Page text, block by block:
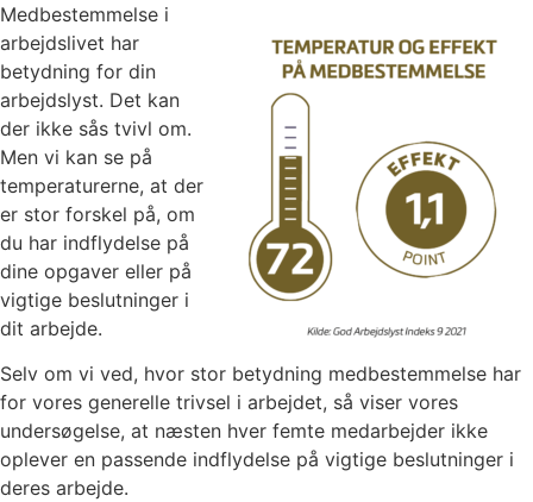
Medbestemmelse i
arbejdslivet har
betydning for din
arbejdslyst. Det kan
der ikke sås tvivl om.
Men vi kan se på
temperaturerne, at der
er stor forskel på, om
du har indflydelse på
dine opgaver eller på
vigtige beslutninger i
dit arbejde.
Selv om vi ved, hvor stor betydning medbestemmelse har
for vores generelle trivsel i arbejdet, så viser vores
undersøgelse, at næsten hver femte medarbejder ikke
oplever en passende indflydelse på vigtige beslutninger i
deres arbejde.